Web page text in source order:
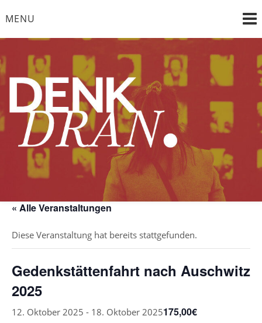
toMENU
DENK DRAN e. V.
"die Vergangenheit im Bewusstsein, die Zukunft im Blick"
« Alle Veranstaltungen
Diese Veranstaltung hat bereits stattgefunden.
Gedenkstättenfahrt nach Auschwitz
2025
12. Oktober 2025 - 18. Oktober 2025175,00€